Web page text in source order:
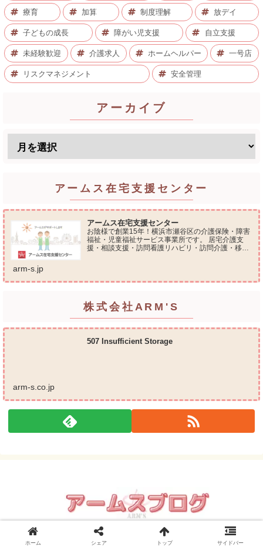
療育 加算 制度理解 放デイ
子どもの成長 障がい児支援 自立支援
未経験歓迎 介護求人 ホームヘルパー 一号店
リスクマネジメント 安全管理
アーカイブ
アームス在宅支援センター
アームス在宅支援センター
お陰様で創業15年！横浜市瀬谷区の介護保険・障害
福祉・児童福祉サービス事業所です。 居宅介護支
援・相談支援・訪問看護リハビリ・訪問介護・移動
arm-s.jp
株式会社ARM'S
507 Insufficient Storage
arm-s.co.jp
© 2008 アームスブログ
ホーム シェア トップ サイドバー